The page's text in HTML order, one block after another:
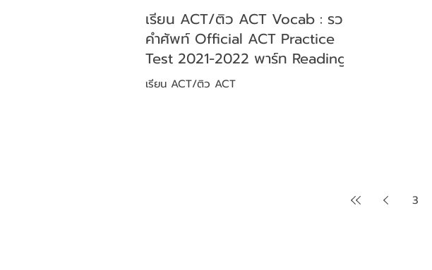
เรียน ACT/ติว ACT Vocab : รวม
คำศัพท์ Official ACT Practice
Test 2021-2022 พาร์ท Reading
เรียน ACT/ติว ACT
3